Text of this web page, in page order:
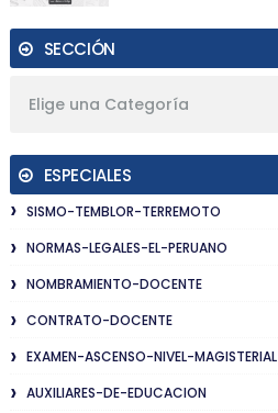
SECCIÓN
Elige una Categoría
ESPECIALES
SISMO-TEMBLOR-TERREMOTO
NORMAS-LEGALES-EL-PERUANO
NOMBRAMIENTO-DOCENTE
CONTRATO-DOCENTE
EXAMEN-ASCENSO-NIVEL-MAGISTERIAL
AUXILIARES-DE-EDUCACION